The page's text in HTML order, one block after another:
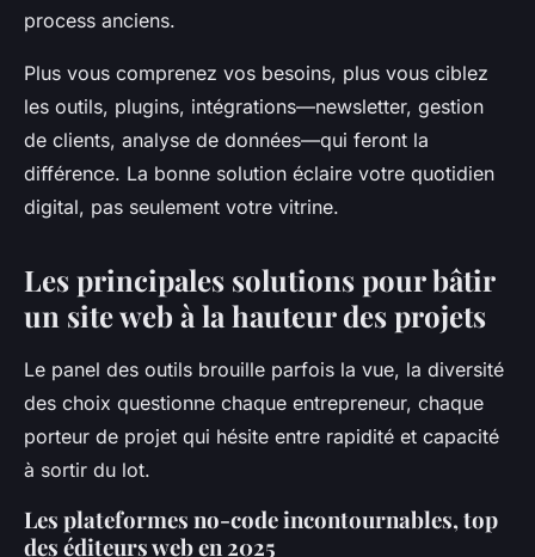
process anciens.
Plus vous comprenez vos besoins, plus vous ciblez
les outils, plugins, intégrations—newsletter, gestion
de clients, analyse de données—qui feront la
différence. La bonne solution éclaire votre quotidien
digital, pas seulement votre vitrine.
Les principales solutions pour bâtir
un site web à la hauteur des projets
Le panel des outils brouille parfois la vue, la diversité
des choix questionne chaque entrepreneur, chaque
porteur de projet qui hésite entre rapidité et capacité
à sortir du lot.
Les plateformes no-code incontournables, top
des éditeurs web en 2025